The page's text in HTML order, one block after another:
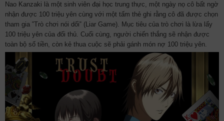
Nao Kanzaki là một sinh viên đại học trung thực, một ngày nọ cô bất ngờ
nhận được 100 triệu yên cùng với một tấm thẻ ghi rằng cô đã được chọn
tham gia ‟Trò chơi nói dối‟ (Liar Game). Mục tiêu của trò chơi là lừa lấy
100 triệu yên của đối thủ. Cuối cùng, người chiến thắng sẽ nhận được
toàn bộ số tiền, còn kẻ thua cuộc sẽ phải gánh món nợ 100 triệu yên.